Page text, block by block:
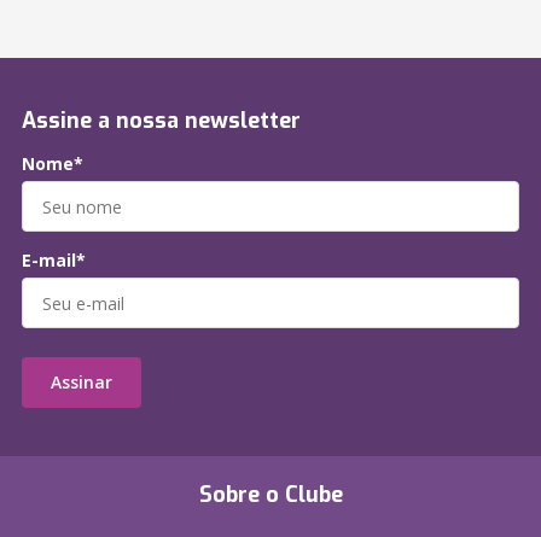
Sobre o Clube
Assine a nossa newsletter
Nome*
E-mail*
Assinar